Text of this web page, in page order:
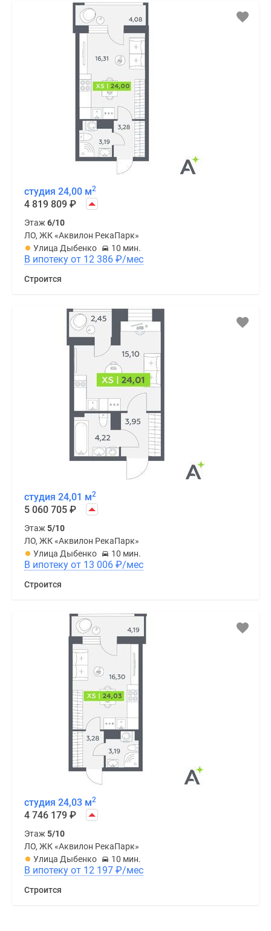
студия 24,00 м2
4 819 809 ₽
Этаж 6/10
ЛО, ЖК «Аквилон РекаПарк»
Улица Дыбенко
10 мин.
В ипотеку от 12 386 ₽/мес
Строится
студия 24,01 м2
5 060 705 ₽
Этаж 5/10
ЛО, ЖК «Аквилон РекаПарк»
Улица Дыбенко
10 мин.
В ипотеку от 13 006 ₽/мес
Строится
студия 24,03 м2
4 746 179 ₽
Этаж 5/10
ЛО, ЖК «Аквилон РекаПарк»
Улица Дыбенко
10 мин.
В ипотеку от 12 197 ₽/мес
Строится